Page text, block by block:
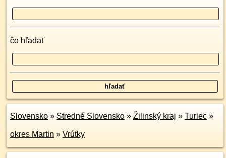
čo hľadať
Slovensko » Stredné Slovensko » Žilinský kraj » Turiec »
okres Martin » Vrútky